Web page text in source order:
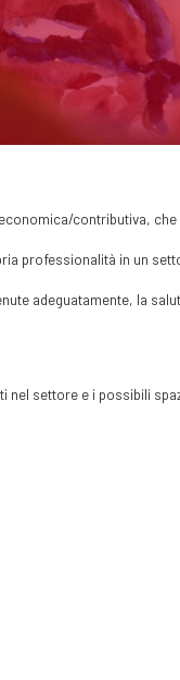
contributiva,
professionalità in un
adeguatamente, la
settore e i possibili